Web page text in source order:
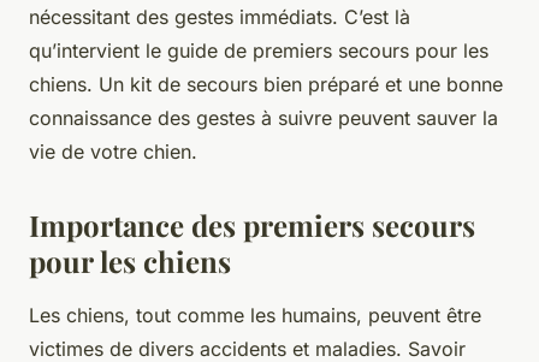
nécessitant des gestes immédiats. C’est là
qu’intervient le guide de premiers secours pour les
chiens. Un kit de secours bien préparé et une bonne
connaissance des gestes à suivre peuvent sauver la
vie de votre chien.
Importance des premiers secours
pour les chiens
Les chiens, tout comme les humains, peuvent être
victimes de divers accidents et maladies. Savoir